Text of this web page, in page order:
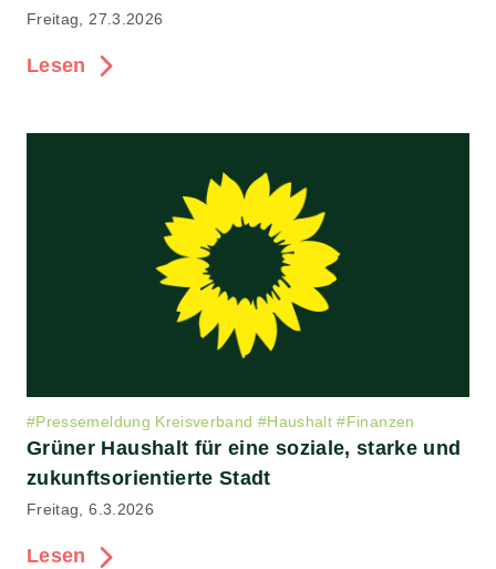
Freitag, 27.3.2026
Lesen
#Pressemeldung Kreisverband #Haushalt #Finanzen
Grüner Haushalt für eine soziale, starke und
zukunftsorientierte Stadt
Freitag, 6.3.2026
Lesen